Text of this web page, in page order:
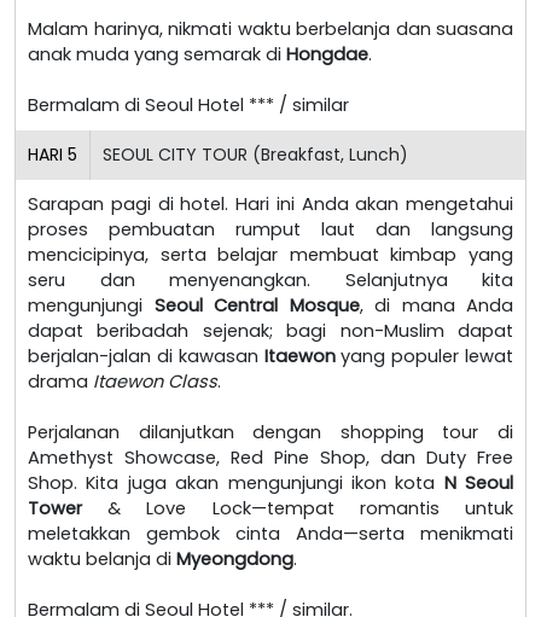
Malam harinya, nikmati waktu berbelanja dan suasana
anak muda yang semarak di Hongdae.
Bermalam di Seoul Hotel *** / similar
HARI 5 SEOUL CITY TOUR (Breakfast, Lunch)
Sarapan pagi di hotel. Hari ini Anda akan mengetahui
proses pembuatan rumput laut dan langsung
mencicipinya, serta belajar membuat kimbap yang
seru dan menyenangkan. Selanjutnya kita
mengunjungi Seoul Central Mosque, di mana Anda
dapat beribadah sejenak; bagi non-Muslim dapat
berjalan-jalan di kawasan Itaewonyang populer lewat
drama Itaewon Class.
Perjalanan dilanjutkan dengan shopping tour di
Amethyst Showcase, Red Pine Shop, dan Duty Free
Shop. Kita juga akan mengunjungi ikon kota N Seoul
Tower& Love Lock—tempat romantis untuk
meletakkan gembok cinta Anda—serta menikmati
waktu belanja di Myeongdong.
Bermalam di Seoul Hotel *** / similar.